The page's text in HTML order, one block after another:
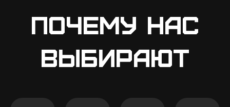
Почему нас
выбирают